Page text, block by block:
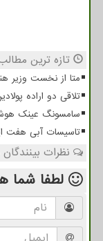
تازه ترین
متا از نخست وزیر
تلاقی دو اراده
سامسونگ عینک
تاسیسات آبی هفت
نظرات
لطفا شما